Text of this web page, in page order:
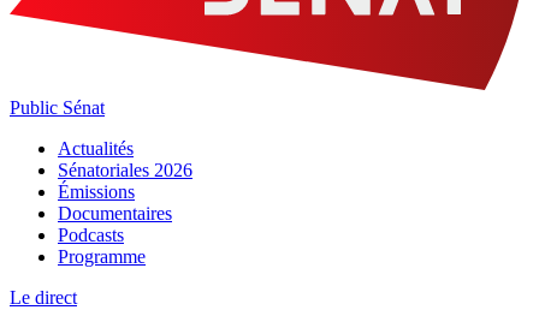
Public Sénat
Actualités
Sénatoriales 2026
Émissions
Documentaires
Podcasts
Programme
Le direct